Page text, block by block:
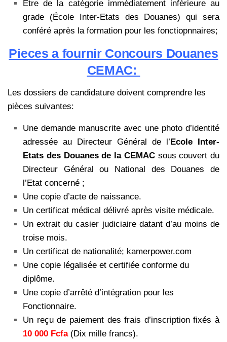
Etre de la catégorie immédiatement inférieure au
grade (École Inter-Etats des Douanes) qui sera
conféré après la formation pour les fonctiopnnaires;
Pieces a fournir Concours Douanes
CEMAC:
Les dossiers de candidature doivent comprendre les
pièces suivantes:
Une demande manuscrite avec une photo d’identité
adressée au Directeur Général de l’ Ecole Inter-
Etats des Douanes de la CEMACsous couvert du
Directeur Général ou National des Douanes de
l’Etat concerné ;
Une copie d’acte de naissance.
Un certificat médical délivré après visite médicale.
Un extrait du casier judiciaire datant d’au moins de
troise mois.
Un certificat de nationalité; kamerpower.com
Une copie légalisée et certifiée conforme du
diplôme.
Une copie d’arrêté d’intégration pour les
Fonctionnaire.
Un reçu de paiement des frais d’inscription fixés à
10 000 Fcfa(Dix mille francs).